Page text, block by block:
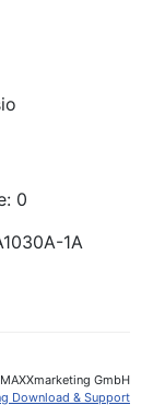
0
1A
GmbH
Download & Support